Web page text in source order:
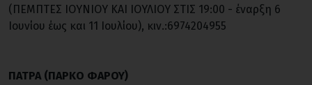
(ΠΕΜΠΤΕΣ ΙΟΥΝΙΟΥ ΚΑΙ ΙΟΥΛΙΟΥ ΣΤΙΣ 19:00 - έναρξη 6
Ιουνίου έως και 11 Ιουλίου), κιν.:6974204955
ΠΑΤΡΑ (ΠΑΡΚΟ ΦΑΡΟΥ)